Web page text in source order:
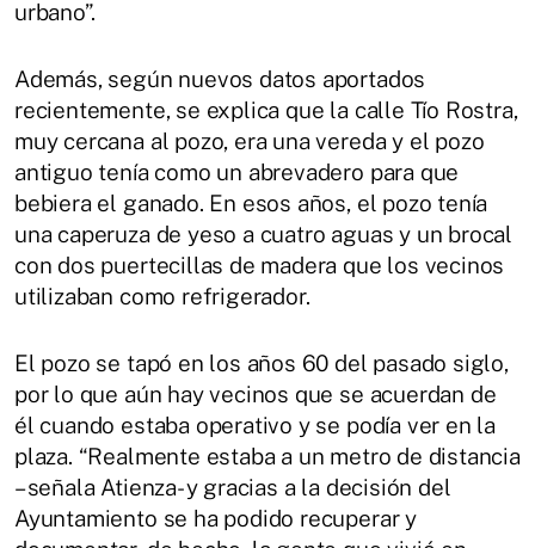
urbano”.
Además, según nuevos datos aportados
recientemente, se explica que la calle Tío Rostra,
muy cercana al pozo, era una vereda y el pozo
antiguo tenía como un abrevadero para que
bebiera el ganado. En esos años, el pozo tenía
una caperuza de yeso a cuatro aguas y un brocal
con dos puertecillas de madera que los vecinos
utilizaban como refrigerador.
El pozo se tapó en los años 60 del pasado siglo,
por lo que aún hay vecinos que se acuerdan de
él cuando estaba operativo y se podía ver en la
plaza. “Realmente estaba a un metro de distancia
– señala Atienza- y gracias a la decisión del
Ayuntamiento se ha podido recuperar y